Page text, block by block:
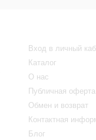
Вход в личный
Каталог
О нас
Публичная оферта
Обмен и возврат
Контактная
Блог